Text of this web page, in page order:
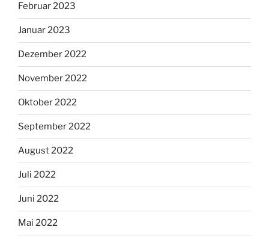
Februar 2023
Januar 2023
Dezember 2022
November 2022
Oktober 2022
September 2022
August 2022
Juli 2022
Juni 2022
Mai 2022